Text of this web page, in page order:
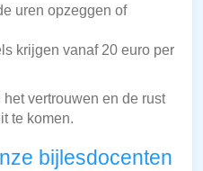
uren opzeggen of
krijgen vanaf 20 euro per
vertrouwen en de rust
te komen.
bijlesdocenten